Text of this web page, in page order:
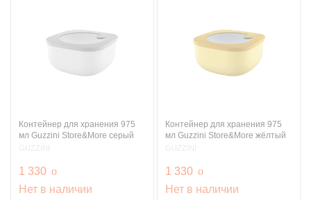
Контейнер для хранения 975
мл Guzzini Store&More серый
GUZZINI
1 330 руб.
o
Нет в наличии
Контейнер для хранения 975
мл Guzzini Store&More жёлтый
GUZZINI
1 330 руб.
o
Нет в наличии